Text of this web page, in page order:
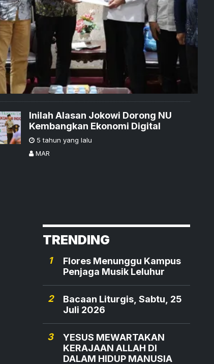
Inilah Alasan Jokowi Dorong NU
Kembangkan Ekonomi Digital
5 tahun yang lalu
MAR
TRENDING
1
Flores Menunggu Kampus
Penjaga Musik Leluhur
2
Bacaan Liturgis, Sabtu, 25
Juli 2026
3
YESUS MEWARTAKAN
KERAJAAN ALLAH DI
DALAM HIDUP MANUSIA